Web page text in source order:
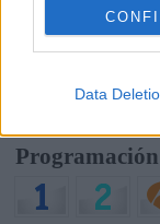
Data
¿Qué anuncio te
¿Cuál crees que